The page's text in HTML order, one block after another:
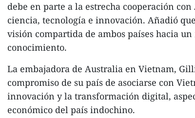
debe en parte a la estrecha cooperación
ciencia, tecnología e innovación. Añadió
visión compartida de ambos países hacia
conocimiento.
La embajadora de Australia en Vietnam,
compromiso de su país de asociarse con
innovación y la transformación digital,
económico del país indochino.